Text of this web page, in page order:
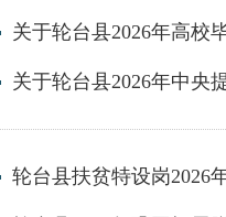
关于轮台县2026年高校
轮台县扶贫特设岗2026